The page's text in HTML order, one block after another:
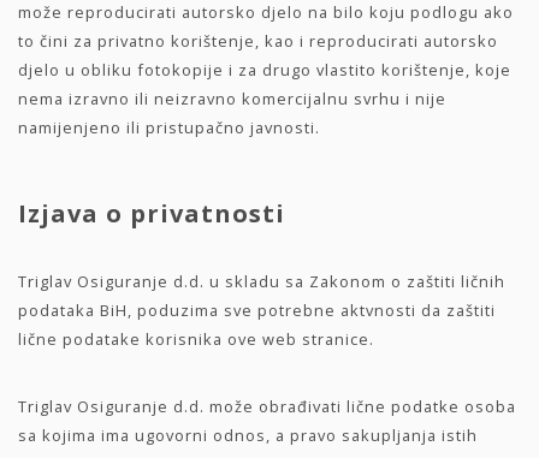
može reproducirati autorsko djelo na bilo koju podlogu ako
to čini za privatno korištenje, kao i reproducirati autorsko
djelo u obliku fotokopije i za drugo vlastito korištenje, koje
nema izravno ili neizravno komercijalnu svrhu i nije
namijenjeno ili pristupačno javnosti.
Izjava o privatnosti
Triglav Osiguranje d.d. u skladu sa Zakonom o zaštiti ličnih
podataka BiH, poduzima sve potrebne aktvnosti da zaštiti
lične podatake korisnika ove web stranice.
Triglav Osiguranje d.d. može obrađivati lične podatke osoba
sa kojima ima ugovorni odnos, a pravo sakupljanja istih